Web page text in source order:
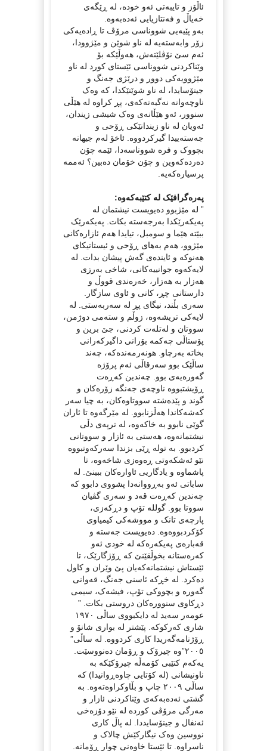
ئاڵۆز و تایبەتی ئەو خودە، لە ڕێگەی
خەیاڵ و فەنتازیایی ئەدەبەوە.
بەو پێیەیی شووناسی مرۆڤ تا ڕادەیەکی
زۆر وابەستەیە لە ناو شوێن و مێژوودا،
ئەم سێ نۆڤلێتەش، هەوڵێکە بۆ
وێناکردنی شووناسی ئێستای کورد لە ناو
مێژوویەکی دوور و درێژی جەنگ و
جینۆسایدا، لە ناو شوێنێکدا، کە وەک
ناوچەوانە نەگبەتەکەی، پڕ کراوە لە هێڵی
سنوور، ئەو هێڵانەی وەک شیشی زیندان،
ئەویان لە ناو زیندانێکی ڕۆحی و
جەستەییدا گیرکردووە. ئاخۆ لەم جیهانە
بچووک و فرە شووناسەدا، ئێمە چۆن
دەردەکەوین و چۆن خۆمان دەبین؟ ئەممە
پرسیارەکەیە.
پەرەگرافێک لە کتێبەکەوە:
” لە مێژبوو دەیویست نیشتمان لە
پەیکەرێکدا بەرجەستە بکات. پەیکەرێک
ببێتە هێما و سومبل، تیایدا هەم ئازارەکانی
مێژوو، هەم بەهای ڕۆحی و ئیستاتیکای
هەنوکە و ئایندەی گەش پیشان بدات. لە
لایەکەوە جوانییەکانی، شاخی بەرزی
هەزار بە هەزار، خەرەندی قووڵ و
دارستانی چڕ، کانی و ئاوی سازگار.
سەری بڵند، نیگای پڕ لە سەربەستی. لە
لایەکی تریشەوە، زوڵم و ستەمی دوژمن،
سووتان و لەتلەت کردنی، جێ برین و
پۆستاڵی چەکمە بۆرانی داگیرکەرانی
بخاتە بەرچاو. هونەرمەندەکە، چەند
ساڵێک بوو سەرقاڵی ئەم پرۆژە
گەورەیەی بوو. چەندین کەڕەت
ڕۆیشتبووە ناوچەی جەنگە زۆرەکان و
گوند و پێدەشتە سووتاوەکان، بە چیا سەر
کەشەکاندا هەڵزنابوو. لە مێرگەوە تا ئاران
گوێی نابوو بە خاکەوە، لە ترپەی دڵی
نیشتمانەوە، هەستی بە ئازار و سووتانی
کردبوو. بە تولە ڕێی بزندا سەرکەوتبووە
نێو ئەشکەوتی ڕەوەزی شاخەوە، تا
پاشماوە و یادگاریی ئاوارەکان ببینێ. لە
ساباتی ئەو بەڕووانەدا پشووی دابوو کە
چەندین کەڕەت قەد و سەری گڤیان
سووتا بوو. گوللە تۆپ و دڕکەزی،
پارچەی تانک و مووشەکی کیمیاوی
کۆکردبووەوە. دەیویست جەستە و
قەبارەی پەیکەرەکە لە خودی ئەو
کەرەستانە بخوڵقێنێ کە ڕۆژگارێک، تا
ئێستاش نیشتمانەکەیان پێ وێران و کاول
دەکرد. لە خڕکە ئاسنی جەنگ، قەوانی
گەورە و بچووکی تۆپ، فیشەک، سیمی
دڕکاوی سنوورەکان دروستی بکات. ”
عومەر سەید لە دایکبووی ساڵی ١٩٧٠
شاری کەرکوکە. پێشتر لە بواری شانۆ و
ڕۆژنامەگەریدا کاری کردووە. لە ساڵی”
٢٠٠٥”وە چیرۆک و ڕۆمان دەنووسێت.
یەکەم کتێبی کۆمەڵە چیرۆکێکە بە
ناونیشانی (لە کۆتایی چاوەڕوانیدا) کە
ساڵی ٢٠٠٩ چاپ و بڵاوکراوەتەوە. بە
گشتی ئەدەبەکەی وێناکردنی ئازار و
مەرگی مرۆڤی کوردە لە نێو دۆزەخی
ئەنفال و جینۆسایددا. لە پاڵ کاری
نووسین وەک نیگارکێش چالاک و
ناسراوە. تا ئێستا خاوەنی چوار ڕۆمانە.